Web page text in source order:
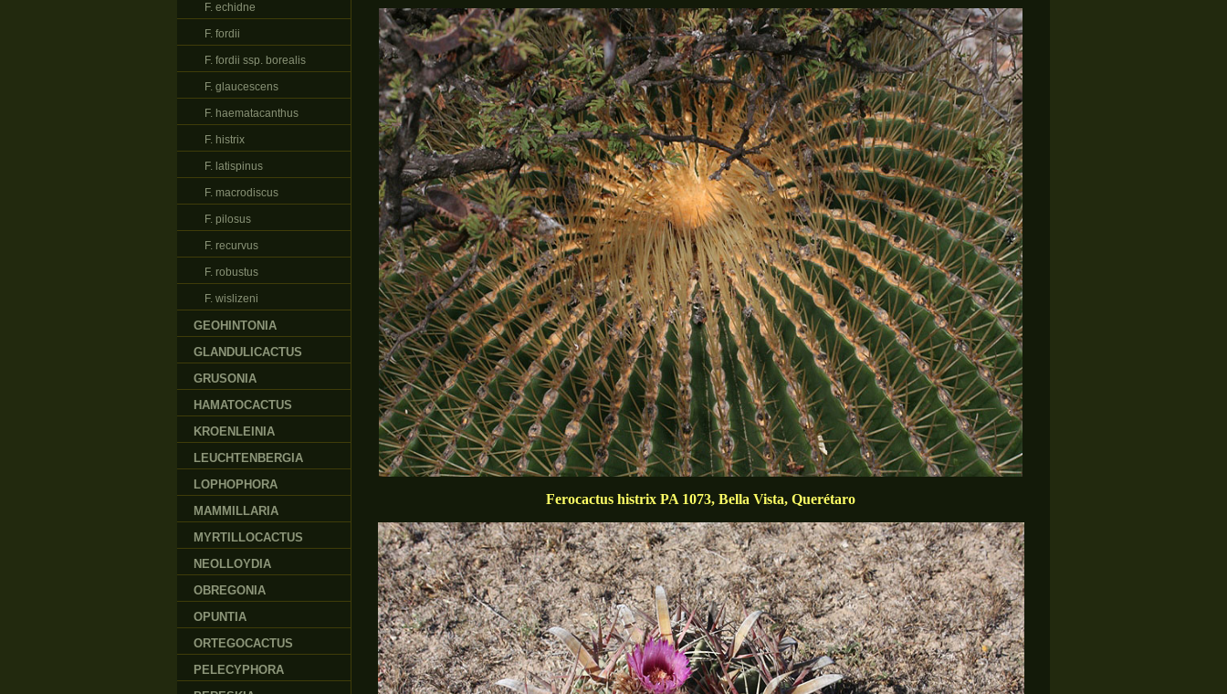
Ferocactus histrix PA 1073, Bella Vista, Querétaro
F. echidne
F. fordii
F. fordii ssp. borealis
F. glaucescens
F. haematacanthus
F. histrix
F. latispinus
F. macrodiscus
F. pilosus
F. recurvus
F. robustus
F. wislizeni
GEOHINTONIA
GLANDULICACTUS
GRUSONIA
HAMATOCACTUS
KROENLEINIA
LEUCHTENBERGIA
LOPHOPHORA
MAMMILLARIA
MYRTILLOCACTUS
NEOLLOYDIA
OBREGONIA
OPUNTIA
ORTEGOCACTUS
PELECYPHORA